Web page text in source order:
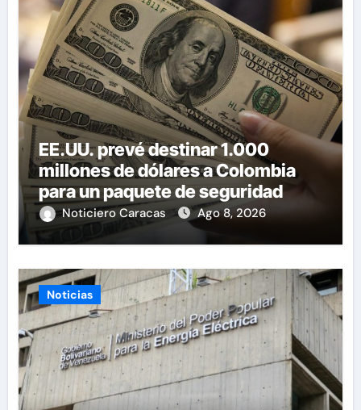
EE.UU. prevé destinar 1.000
millones de dólares a Colombia
para un paquete de seguridad
Noticiero Caracas Ago 8, 2026
Noticias